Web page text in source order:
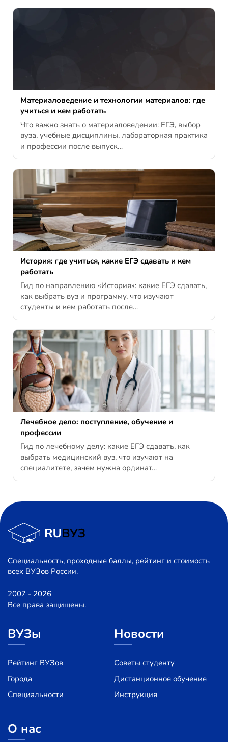
Материаловедение и технологии материалов: где
учиться и кем работать
Что важно знать о материаловедении: ЕГЭ, выбор
вуза, учебные дисциплины, лабораторная практика
и профессии после выпуск…
История: где учиться, какие ЕГЭ сдавать и кем
работать
Гид по направлению «История»: какие ЕГЭ сдавать,
как выбрать вуз и программу, что изучают
студенты и кем работать после…
Лечебное дело: поступление, обучение и
профессии
Гид по лечебному делу: какие ЕГЭ сдавать, как
выбрать медицинский вуз, что изучают на
специалитете, зачем нужна ординат…
Специальность, проходные баллы, рейтинг и стоимость
всех ВУЗов России.
2007 - 2026
Все права защищены.
ВУЗы
Рейтинг ВУЗов
Города
Специальности
Новости
Советы студенту
Дистанционное обучение
Инструкция
О нас